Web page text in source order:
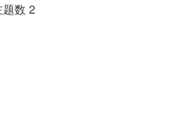
题数 2